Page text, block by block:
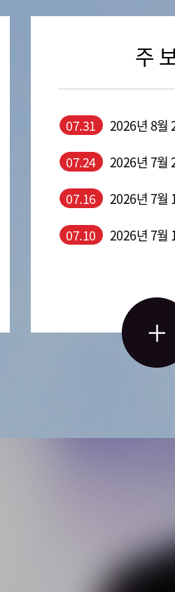
주
07.31
07.24
07.16
07.10